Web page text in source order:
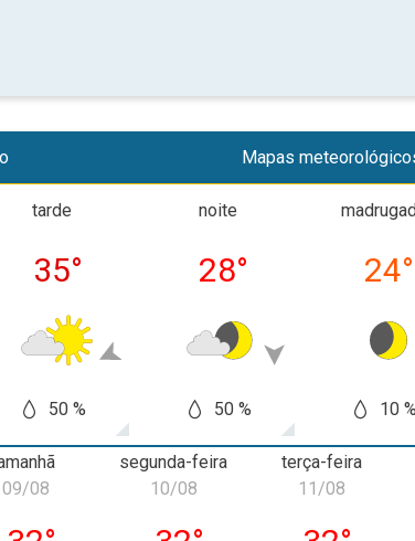
Mapas
tarde
35°
50 %
noite
28°
50 %
24°
10 %
domingo, 09/08
09/08
segunda-feira
segunda-feira, 10/08
10/08
terça-feira
terça-feira,
11/08